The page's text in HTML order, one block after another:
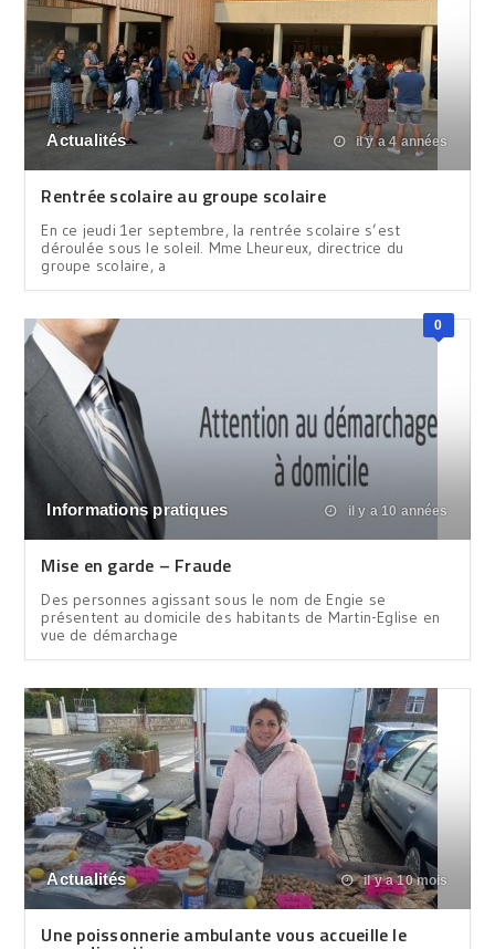
Actualités il y a 4 années
Rentrée scolaire au groupe scolaire
En ce jeudi 1er septembre, la rentrée scolaire s’est
déroulée sous le soleil. Mme Lheureux, directrice du
groupe scolaire, a
0
Informations pratiques il y a 10 années
Mise en garde – Fraude
Des personnes agissant sous le nom de Engie se
présentent au domicile des habitants de Martin-Eglise en
vue de démarchage
Actualités il y a 10 mois
Une poissonnerie ambulante vous accueille le